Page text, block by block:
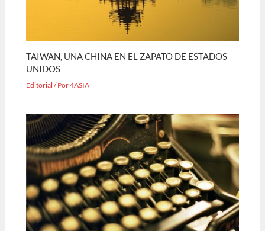
TAIWAN, UNA CHINA EN EL ZAPATO DE ESTADOS
UNIDOS
Editorial / Por4ASIA